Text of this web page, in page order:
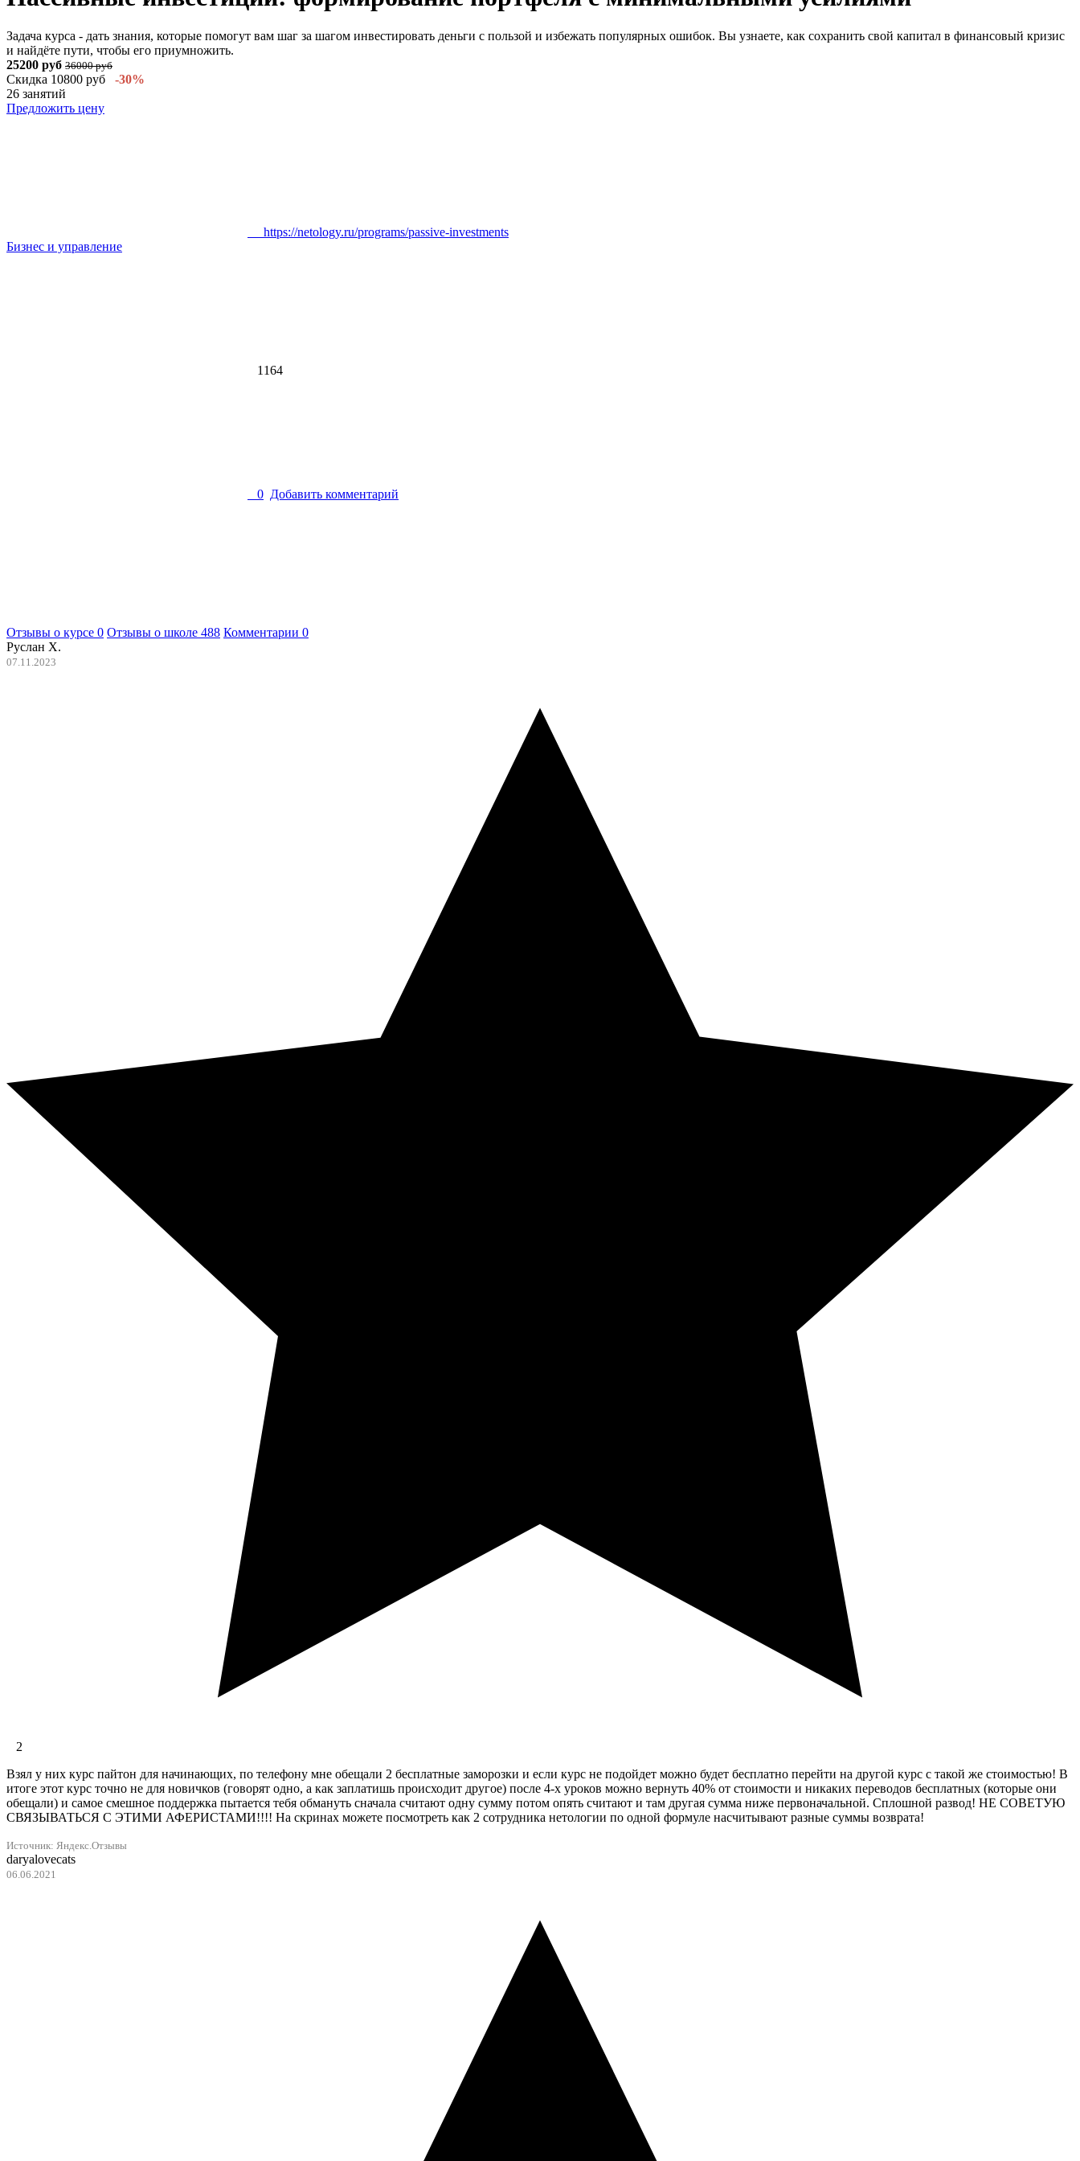
Задача курса - дать знания, которые помогут вам шаг за шагом инвестировать деньги с пользой и избежать популярных ошибок. Вы узнаете, как сохранить свой капитал в финансовый кризис
и найдёте пути, чтобы его приумножить.
25200 руб 36000 руб
Скидка 10800 руб -30%
26 занятий
Предложить цену
https://netology.ru/programs/passive-investments
Бизнес и управление
1164
0 Добавить комментарий
Отзывы о курсе 0 Отзывы о школе 488 Комментарии 0
Руслан Х.
07.11.2023
2
Взял у них курс пайтон для начинающих, по телефону мне обещали 2 бесплатные заморозки и если курс не подойдет можно будет бесплатно перейти на другой курс с такой же стоимостью! В
итоге этот курс точно не для новичков (говорят одно, а как заплатишь происходит другое) после 4-х уроков можно вернуть 40% от стоимости и никаких переводов бесплатных (которые они
обещали) и самое смешное поддержка пытается тебя обмануть сначала считают одну сумму потом опять считают и там другая сумма ниже первоначальной. Сплошной развод! НЕ СОВЕТУЮ
СВЯЗЫВАТЬСЯ С ЭТИМИ АФЕРИСТАМИ!!!! На скринах можете посмотреть как 2 сотрудника нетологии по одной формуле насчитывают разные суммы возврата!
Источник: Яндекс.Отзывы
daryalovecats
06.06.2021